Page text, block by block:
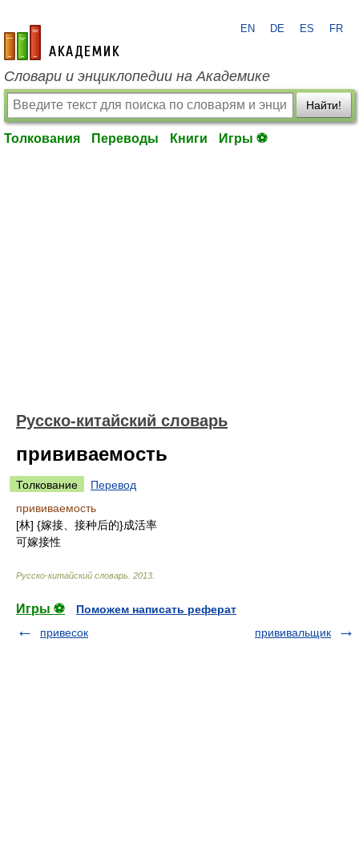
academic.ru
EN DE ES FR
Словари и энциклопедии на Академике
Найти!
Толкования Переводы Книги Игры ⚽
Русско-китайский словарь
прививаемость
Толкование
Перевод
прививаемость
[林] {嫁接、接种后的}成活率
可嫁接性
Русско-китайский словарь 2013
Игры ⚽
Поможем написать реферат
привесок
прививальщик